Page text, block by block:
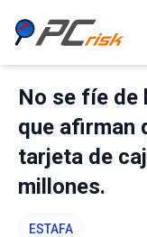
No se fíe
que afirman
tarjeta de
millones.
ESTAFA